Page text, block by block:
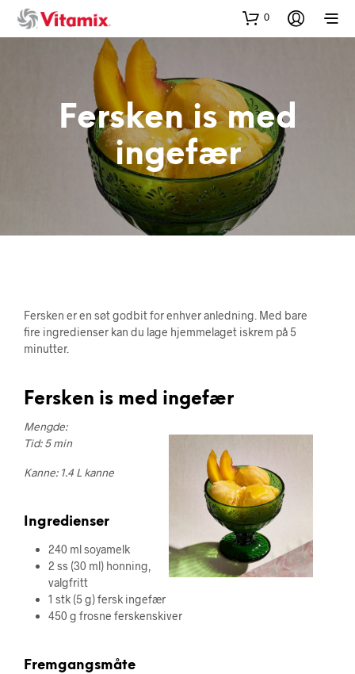
0
Fersken is med
ingefær
Fersken er en søt godbit for enhver anledning. Med bare
fire ingredienser kan du lage hjemmelaget iskrem på 5
minutter.
Fersken is med ingefær
Mengde:
Tid: 5 min
Kanne: 1.4 L kanne
Ingredienser
240 ml soyamelk
2 ss (30 ml) honning,
valgfritt
1 stk (5 g) fersk ingefær
450 g frosne ferskenskiver
Fremgangsmåte